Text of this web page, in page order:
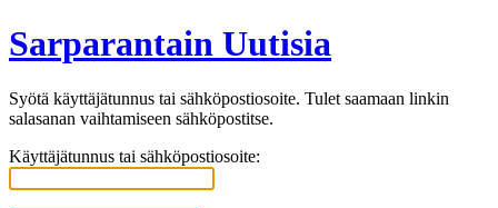
Sarparantain Uutisia
Syötä käyttäjätunnus tai sähköpostiosoite. Tulet saamaan linkin
salasanan vaihtamiseen sähköpostitse.
Käyttäjätunnus tai sähköpostiosoite: